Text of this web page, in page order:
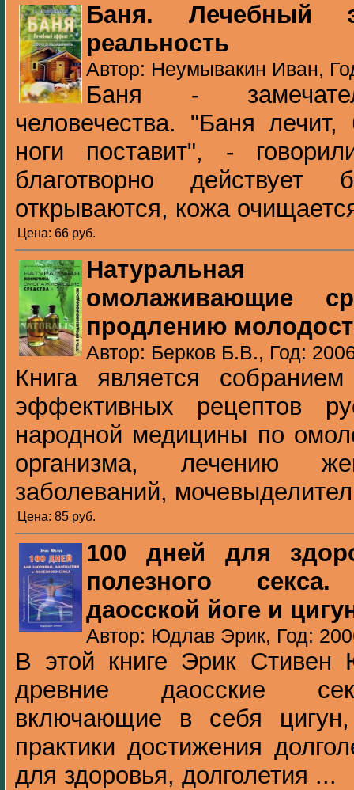
Баня.
реальность
Автор: Неумывакин Иван,
Баня -
человечества. "Баня
ноги поставит", -
благотворно
открываются, кожа
Цена: 66 pуб.
омолаживающие
продлению
Автор: Берков Б.В., Год:
Книга является
эффективных рецептов
народной медицины по
организма, лечению
заболеваний,
Цена: 85 pуб.
100 дней для
полезного
даосской йоге и
Автор: Юдлав Эрик, Год:
В этой книге Эрик Стивен
древние даосские
включающие в себя
практики достижения
для здоровья, долголетия ...